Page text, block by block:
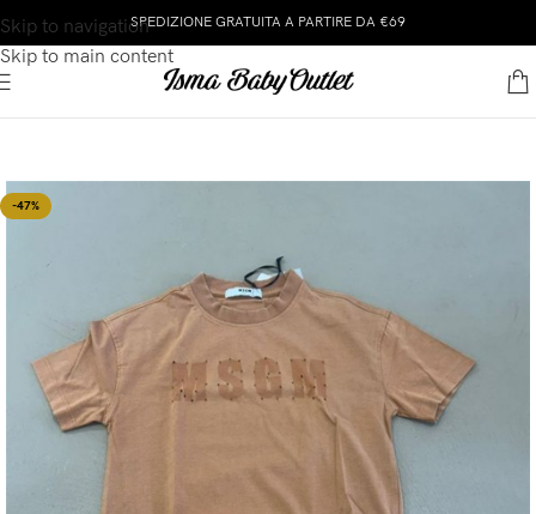
Skip to navigation
Skip to main content
SPEDIZIONE GRATUITA A PARTIRE DA €69
-47%